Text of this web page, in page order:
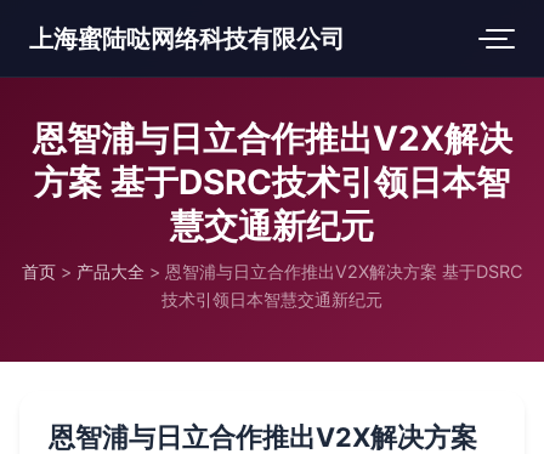
上海蜜陆哒网络科技有限公司
恩智浦与日立合作推出V2X解决
方案 基于DSRC技术引领日本智
慧交通新纪元
首页 > 产品大全 > 恩智浦与日立合作推出V2X解决方案 基于DSRC
技术引领日本智慧交通新纪元
恩智浦与日立合作推出V2X解决方案